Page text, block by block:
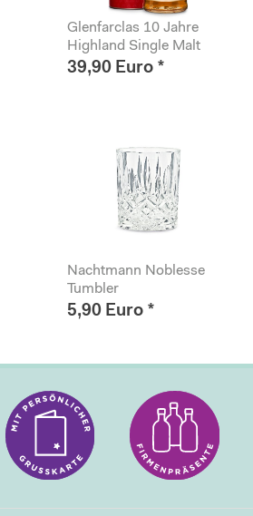
Glenfarclas 10 Jahre
Highland Single Malt
Whisky
39,90 Euro *
Nachtmann Noblesse
Tumbler
5,90 Euro *